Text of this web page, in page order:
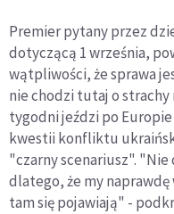
Premier pytany przez
dotyczącą 1 września,
wątpliwości, że sprawa
nie chodzi tutaj o strachy
tygodni jeździ po
kwestii konfliktu
"czarny scenariusz". "Nie
dlatego, że my
tam się pojawiają" -